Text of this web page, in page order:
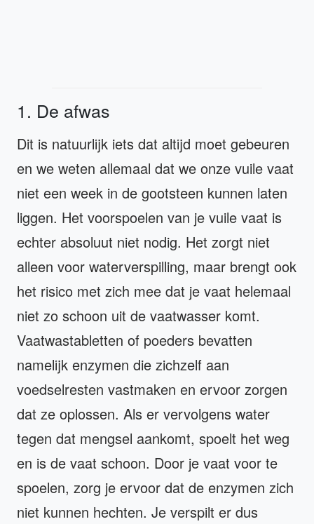
1. De afwas
Dit is natuurlijk iets dat altijd moet gebeuren
en we weten allemaal dat we onze vuile vaat
niet een week in de gootsteen kunnen laten
liggen. Het voorspoelen van je vuile vaat is
echter absoluut niet nodig. Het zorgt niet
alleen voor waterverspilling, maar brengt ook
het risico met zich mee dat je vaat helemaal
niet zo schoon uit de vaatwasser komt.
Vaatwastabletten of poeders bevatten
namelijk enzymen die zichzelf aan
voedselresten vastmaken en ervoor zorgen
dat ze oplossen. Als er vervolgens water
tegen dat mengsel aankomt, spoelt het weg
en is de vaat schoon. Door je vaat voor te
spoelen, zorg je ervoor dat de enzymen zich
niet kunnen hechten. Je verspilt er dus